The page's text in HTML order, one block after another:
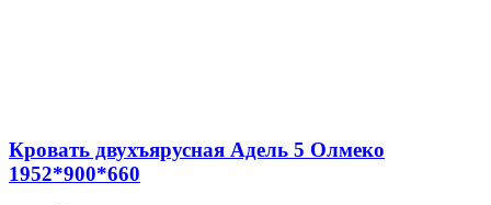
Кровать двухъярусная Адель 5 Олмеко
1952*900*660